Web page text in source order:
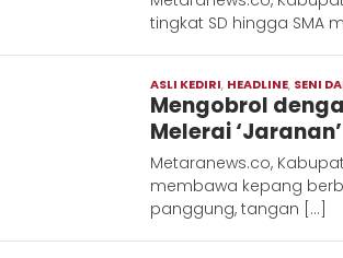
tingkat SD hingga SMA
ASLI KEDIRI, HEADLINE, SENI
Mengobrol
Melerai
Metaranews.co,
membawa kepang
panggung, tangan […]